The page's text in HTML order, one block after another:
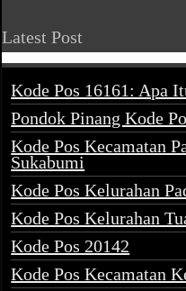
Latest Post
Kode Pos 16161: Apa
Pondok Pinang Kode
Kode Pos Kecamatan
Sukabumi
Kode Pos Kelurahan
Kode Pos Kelurahan
Kode Pos 20142
Kode Pos Kecamatan